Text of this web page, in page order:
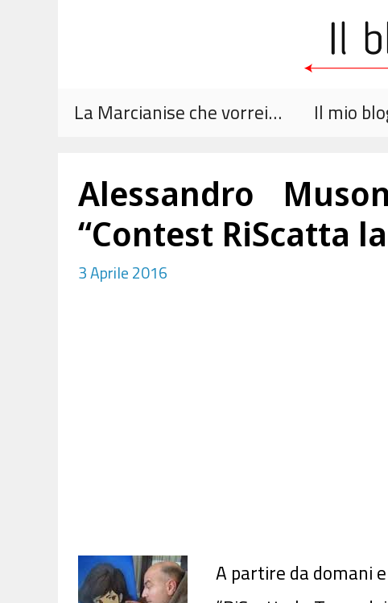
La Marcianise che vorrei… Il mio
Alessandro
“Contest RiScatta
3 Aprile 2016
A partire da domani